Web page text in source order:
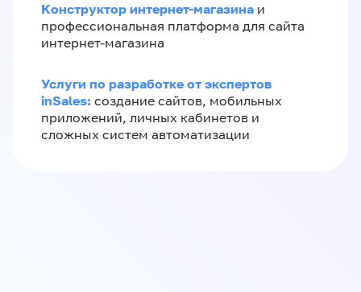
Конструктор интернет-магазина и
профессиональная платформа для сайта
интернет-магазина
Услуги по разработке от экспертов
inSales: создание сайтов, мобильных
приложений, личных кабинетов и
сложных систем автоматизации